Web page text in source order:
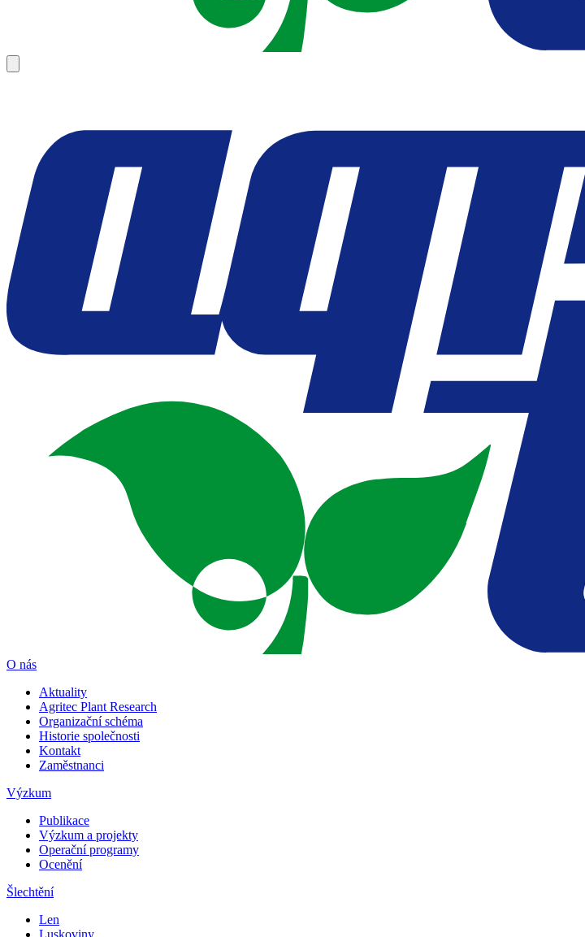
O nás
Aktuality
Agritec Plant Research
Organizační schéma
Historie společnosti
Kontakt
Zaměstnanci
Výzkum
Publikace
Výzkum a projekty
Operační programy
Ocenění
Šlechtění
Len